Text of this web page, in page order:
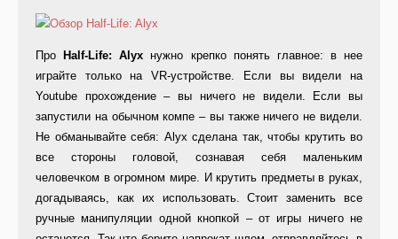
Про Half-Life: Alyx нужно крепко понять главное: в нее
играйте только на VR-устройстве. Если вы видели на
Youtube прохождение – вы ничего не видели. Если вы
запустили на обычном компе – вы также ничего не видели.
Не обманывайте себя: Alyx сделана так, чтобы крутить во
все стороны головой, сознавая себя маленьким
человечком в огромном мире. И крутить предметы в руках,
догадываясь, как их использовать. Стоит заменить все
ручные манипуляции одной кнопкой – от игры ничего не